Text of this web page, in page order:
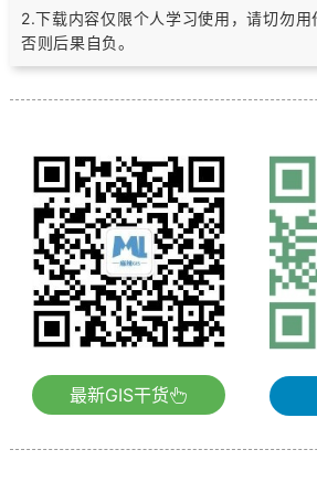
2.下载内容仅限个人学习使用，请切勿用
否则后果自负。
最新GIS干货